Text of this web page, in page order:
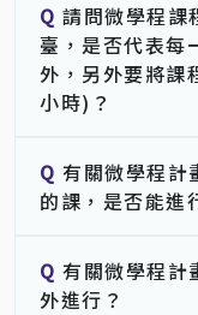
Q 請問微學程課
臺，是否代表每
外，另外要將課
小時)？
Q 有關微學程計
的課，是否能進
Q 有關微學程計
外進行？